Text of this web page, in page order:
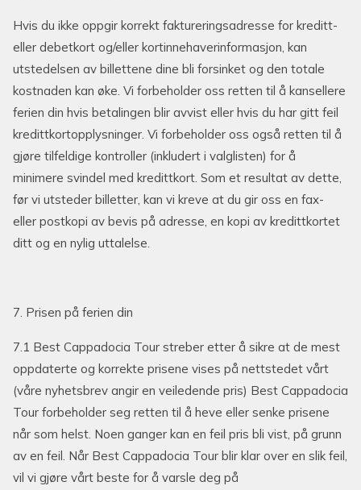
Hvis du ikke oppgir korrekt faktureringsadresse for kreditt-
eller debetkort og/eller kortinnehaverinformasjon, kan
utstedelsen av billettene dine bli forsinket og den totale
kostnaden kan øke. Vi forbeholder oss retten til å kansellere
ferien din hvis betalingen blir avvist eller hvis du har gitt feil
kredittkortopplysninger. Vi forbeholder oss også retten til å
gjøre tilfeldige kontroller (inkludert i valglisten) for å
minimere svindel med kredittkort. Som et resultat av dette,
før vi utsteder billetter, kan vi kreve at du gir oss en fax-
eller postkopi av bevis på adresse, en kopi av kredittkortet
ditt og en nylig uttalelse.
7. Prisen på ferien din
7.1 Best Cappadocia Tour streber etter å sikre at de mest
oppdaterte og korrekte prisene vises på nettstedet vårt
(våre nyhetsbrev angir en veiledende pris) Best Cappadocia
Tour forbeholder seg retten til å heve eller senke prisene
når som helst. Noen ganger kan en feil pris bli vist, på grunn
av en feil. Når Best Cappadocia Tour blir klar over en slik feil,
vil vi gjøre vårt beste for å varsle deg på